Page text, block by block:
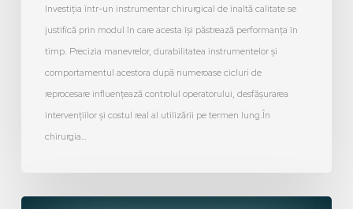
Investiția într-un instrumentar chirurgical de înaltă calitate se
justifică prin modul în care acesta își păstrează performanța în
timp. Precizia manevrelor, durabilitatea instrumentelor și
comportamentul acestora după numeroase cicluri de
reprocesare influențează controlul operatorului, desfășurarea
intervențiilor și costul real al utilizării pe termen lung.În
chirurgia…